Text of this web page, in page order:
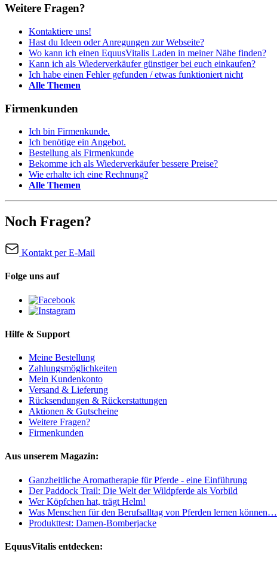
Weitere Fragen?
Kontaktiere uns!
Hast du Ideen oder Anregungen zur Webseite?
Wo kann ich einen EquusVitalis Laden in meiner Nähe finden?
Kann ich als Wiederverkäufer günstiger bei euch einkaufen?
Ich habe einen Fehler gefunden / etwas funktioniert nicht
Alle Themen
Firmenkunden
Ich bin Firmenkunde.
Ich benötige ein Angebot.
Bestellung als Firmenkunde
Bekomme ich als Wiederverkäufer bessere Preise?
Wie erhalte ich eine Rechnung?
Alle Themen
Noch Fragen?
Kontakt per E-Mail
Folge uns auf
Hilfe & Support
Meine Bestellung
Zahlungsmöglichkeiten
Mein Kundenkonto
Versand & Lieferung
Rücksendungen & Rückerstattungen
Aktionen & Gutscheine
Weitere Fragen?
Firmenkunden
Aus unserem Magazin:
Ganzheitliche Aromatherapie für Pferde - eine Einführung
Der Paddock Trail: Die Welt der Wildpferde als Vorbild
Wer Köpfchen hat, trägt Helm!
Was Menschen für den Berufsalltag von Pferden lernen können…
Produkttest: Damen-Bomberjacke
EquusVitalis entdecken: